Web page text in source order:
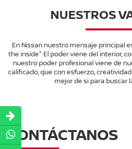
NUESTROS
En Nissan nuestro mensaje principal
the inside" El poder viene del interior,
nuestro poder profesional viene de
calificado, que con esfuerzo,
mejor de si para buscar
CONTÁCTANOS